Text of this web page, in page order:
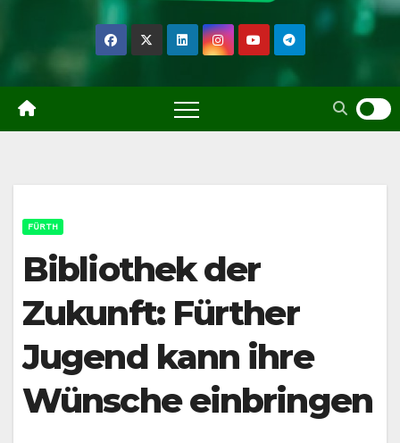
FÜRTH
Bibliothek der
Zukunft: Fürther
Jugend kann ihre
Wünsche einbringen